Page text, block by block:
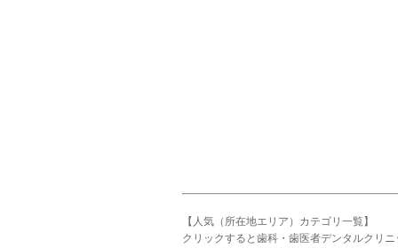
【人気（所在地エリア）カテゴリ一覧】
クリックすると歯科・歯医者デンタルクリ